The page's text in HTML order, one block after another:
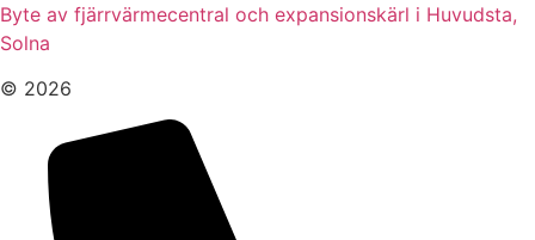
Byte av fjärrvärmecentral och expansionskärl i Huvudsta,
Solna
© 2026